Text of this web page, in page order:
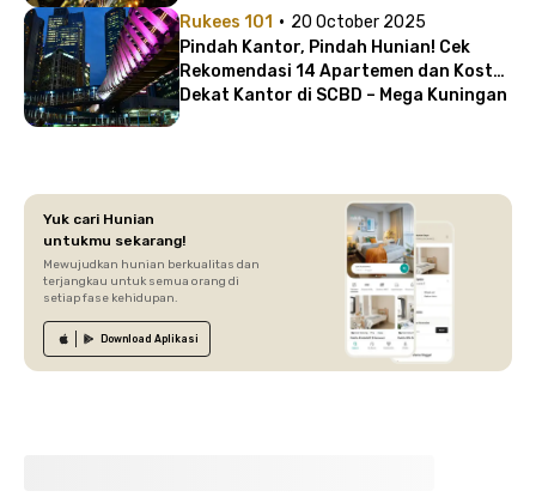
Rukees 101 · 20 October 2025
Pindah Kantor, Pindah Hunian! Cek
Rekomendasi 14 Apartemen dan Kost
Dekat Kantor di SCBD – Mega Kuningan
Yuk cari Hunian
untukmu sekarang!
Mewujudkan hunian berkualitas dan
terjangkau untuk semua orang di
setiap fase kehidupan.
Download Aplikasi